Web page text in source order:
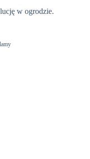
w ogrodzie.